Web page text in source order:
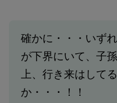
確かに・・・いず
が下界にいて、子
上、行き来はして
か・・・！！